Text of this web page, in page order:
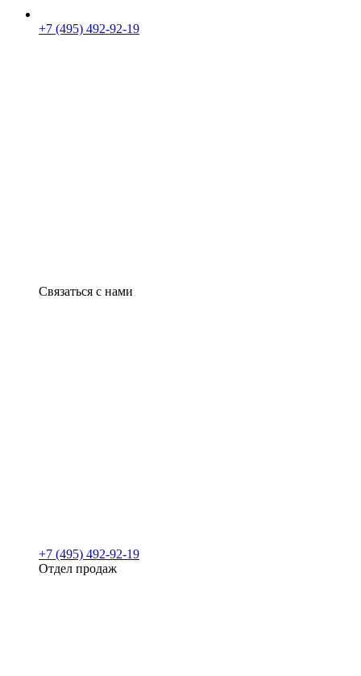
+7 (495) 492-92-19
Связаться с нами
+7 (495) 492-92-19
Отдел продаж